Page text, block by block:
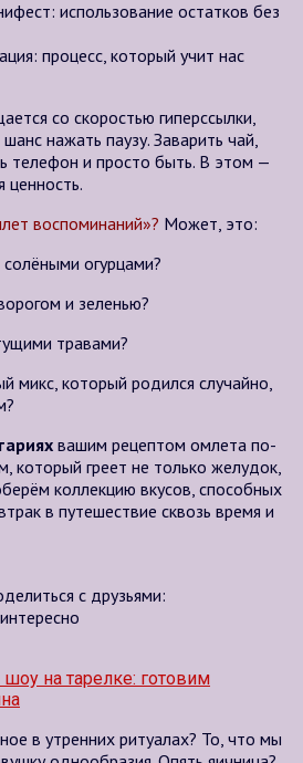
использование остатков без
процесс, который учит нас
со скоростью гиперссылки,
нажать паузу. Заварить чай,
телефон и просто быть. В этом —
ценность.
воспоминаний»? Может, это:
огурцами?
и зеленью?
травами?
микс, который родился случайно,
вашим рецептом омлета по-
который греет не только желудок,
коллекцию вкусов, способных
в путешествие сквозь время и
с друзьями:
на тарелке: готовим
в утренних ритуалах? То, что мы